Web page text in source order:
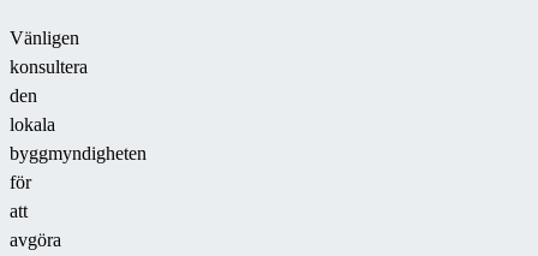
Vänligen
konsultera
den
lokala
byggmyndigheten
för
att
avgöra